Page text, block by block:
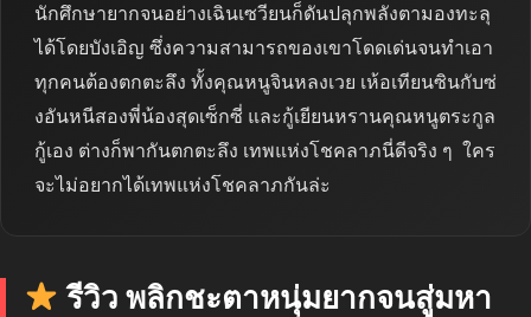
นักศึกษายากจนอย่างเฉินเซวียนก็ดันปลุกพลังตามองทะลุ
ได้โดยบังเอิญ ซึ่งความสามารถของเขาโดดเด่นจนทำเอา
ทุกคนต้องตกตะลึง ทั้งคุณหนูจินหลงเวย เห้อเทียนซินกับซ่
งอันหนีสองพี่น้องสุดเซ็กซี่ และกู้เยียนหรานคุณหนูตระกูล
กู้เอง ต่างก็พากันตกตะลึง เทพแห่งโชคลาภนี่ดีจริง ๆ ใคร
จะไม่อยากได้เทพแห่งโชคลาภกันล่ะ
รีวิว พลิกชะตาหนุ่มยากจนสู่มหา